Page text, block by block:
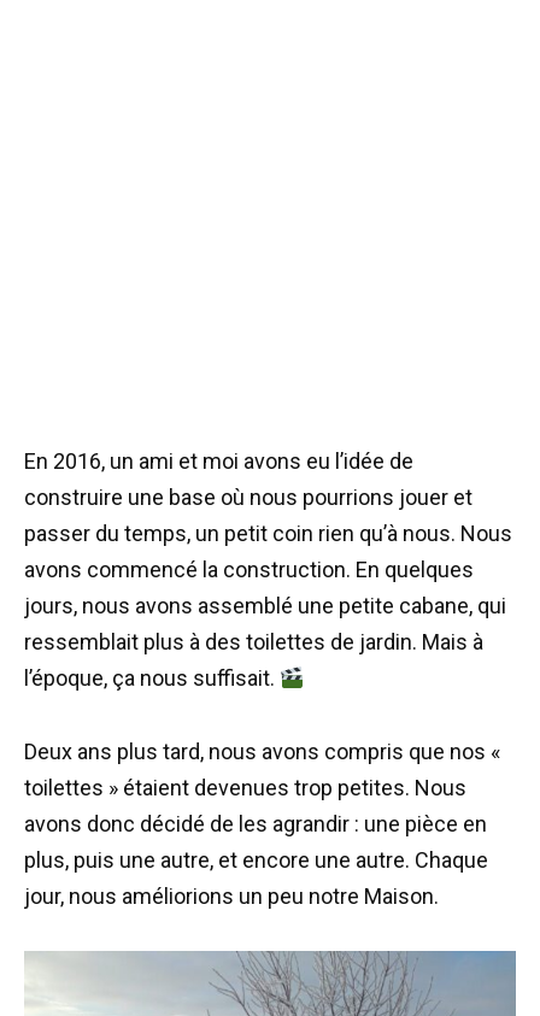
En 2016, un ami et moi avons eu l’idée de
construire une base où nous pourrions jouer et
passer du temps, un petit coin rien qu’à nous. Nous
avons commencé la construction. En quelques
jours, nous avons assemblé une petite cabane, qui
ressemblait plus à des toilettes de jardin. Mais à
l’époque, ça nous suffisait.
Deux ans plus tard, nous avons compris que nos «
toilettes » étaient devenues trop petites. Nous
avons donc décidé de les agrandir : une pièce en
plus, puis une autre, et encore une autre. Chaque
jour, nous améliorions un peu notre Maison.